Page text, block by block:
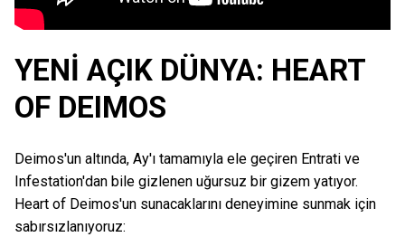
YENİ AÇIK DÜNYA: HEART
OF DEIMOS
Deimos'un altında, Ay'ı tamamıyla ele geçiren Entrati ve
Infestation'dan bile gizlenen uğursuz bir gizem yatıyor.
Heart of Deimos'un sunacaklarını deneyimine sunmak için
sabırsızlanıyoruz: